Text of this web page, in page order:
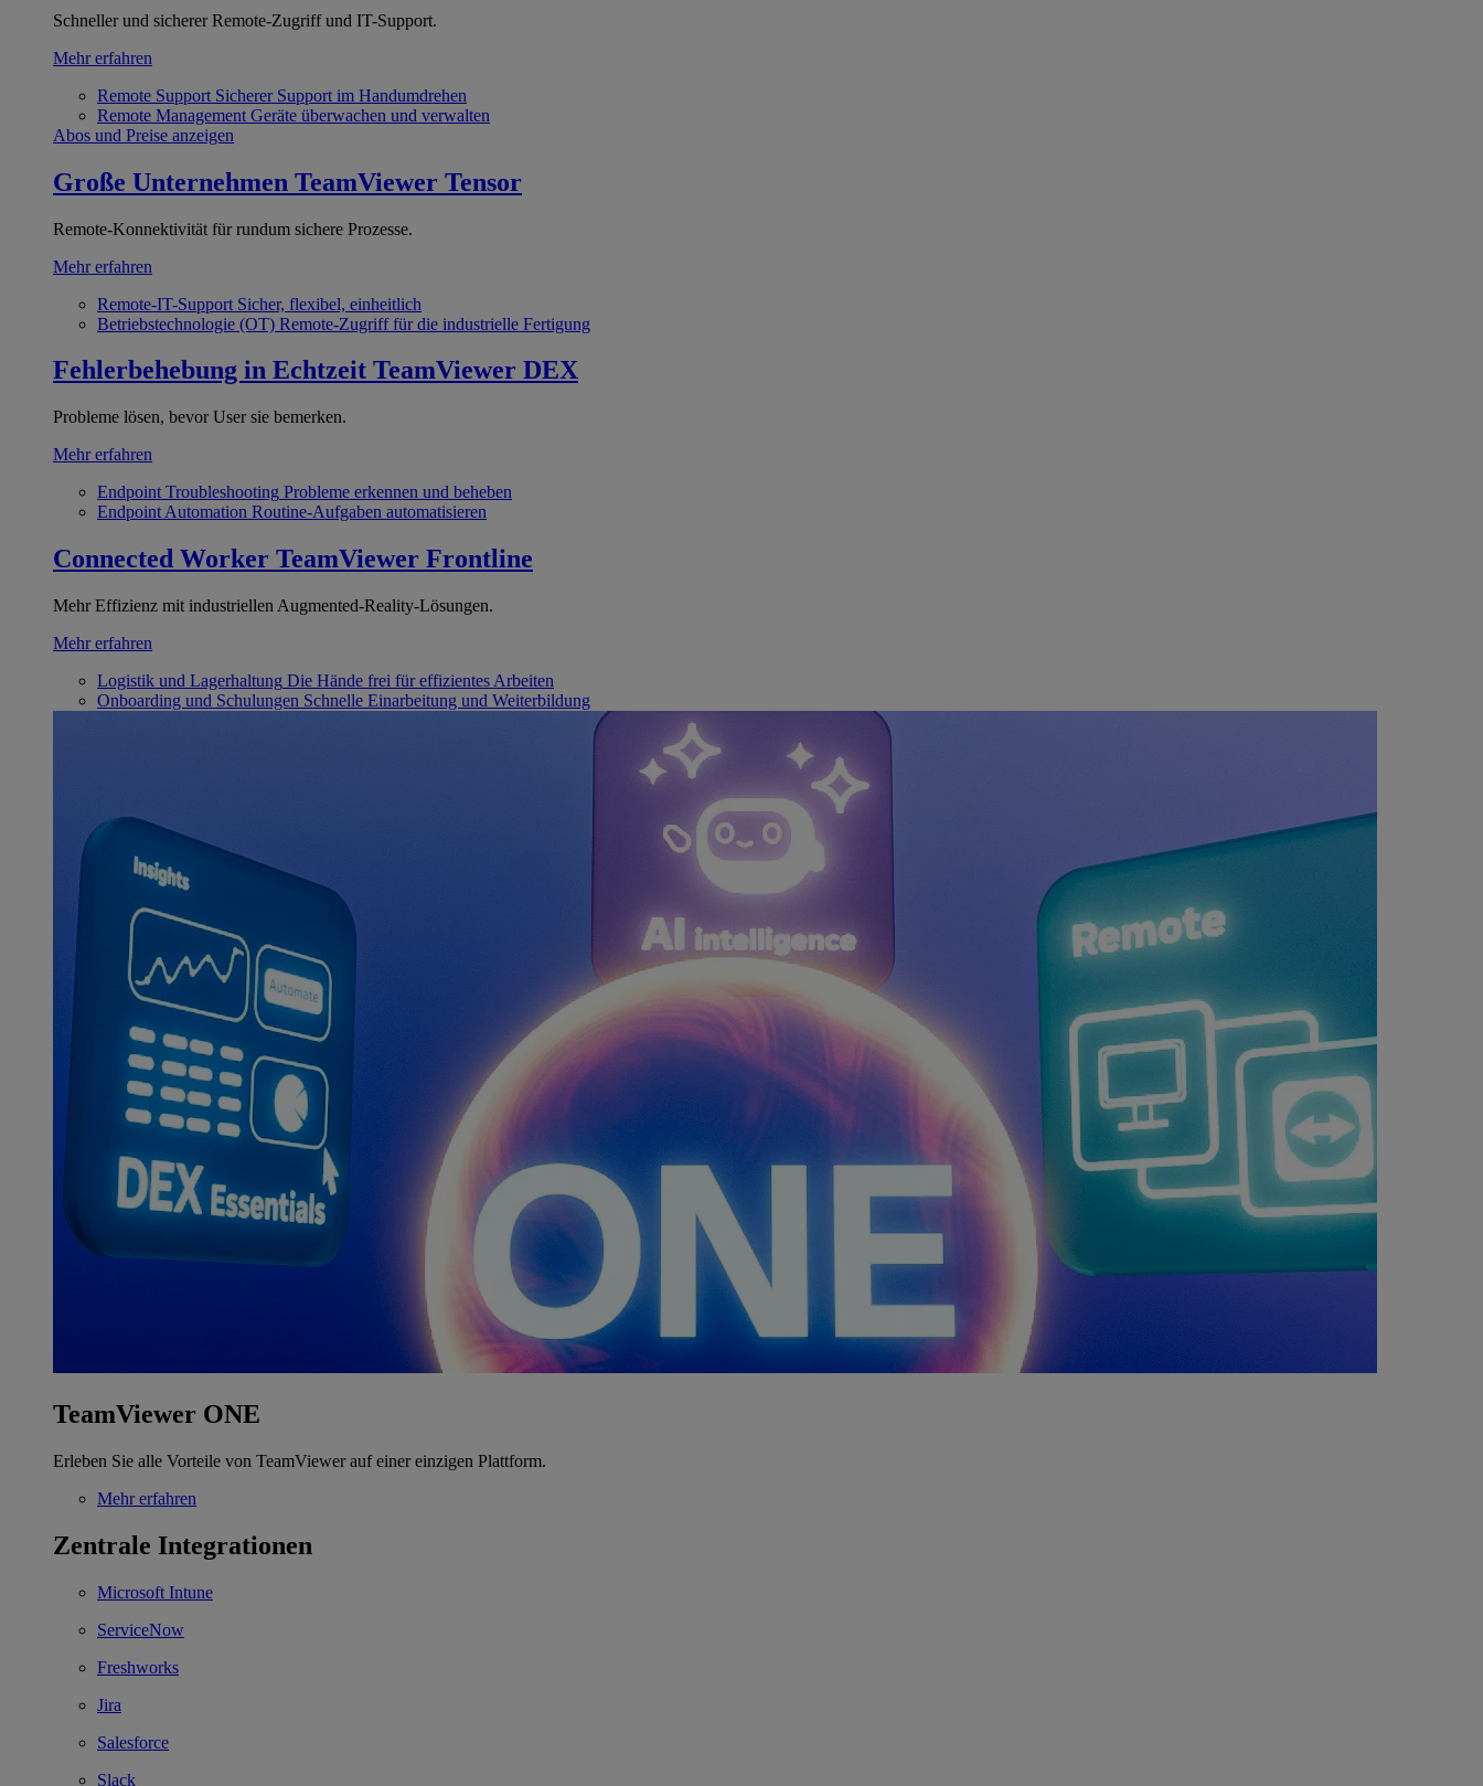
Schneller und sicherer Remote-Zugriff und IT-Support.
Mehr erfahren
Remote Support Sicherer Support im Handumdrehen
Remote Management Geräte überwachen und verwalten
Abos und Preise anzeigen
Große Unternehmen TeamViewer Tensor
Remote-Konnektivität für rundum sichere Prozesse.
Mehr erfahren
Remote-IT-Support Sicher, flexibel, einheitlich
Betriebstechnologie (OT) Remote-Zugriff für die industrielle Fertigung
Fehlerbehebung in Echtzeit TeamViewer DEX
Probleme lösen, bevor User sie bemerken.
Mehr erfahren
Endpoint Troubleshooting Probleme erkennen und beheben
Endpoint Automation Routine-Aufgaben automatisieren
Connected Worker TeamViewer Frontline
Mehr Effizienz mit industriellen Augmented-Reality-Lösungen.
Mehr erfahren
Logistik und Lagerhaltung Die Hände frei für effizientes Arbeiten
Onboarding und Schulungen Schnelle Einarbeitung und Weiterbildung
TeamViewer ONE
Erleben Sie alle Vorteile von TeamViewer auf einer einzigen Plattform.
Mehr erfahren
Zentrale Integrationen
Microsoft Intune
ServiceNow
Freshworks
Jira
Salesforce
Slack